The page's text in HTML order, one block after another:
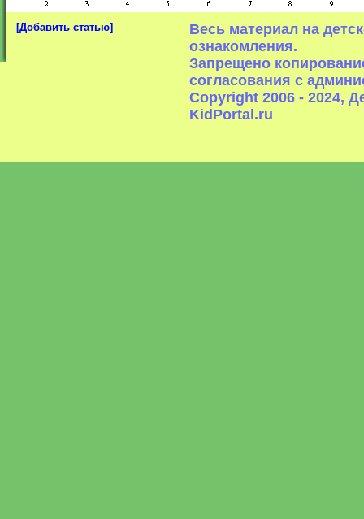
[Добавить статью]
Весь материал на
ознакомления.
Запрещено
согласования с
Copyright 2006 - 2024,
KidPortal.ru